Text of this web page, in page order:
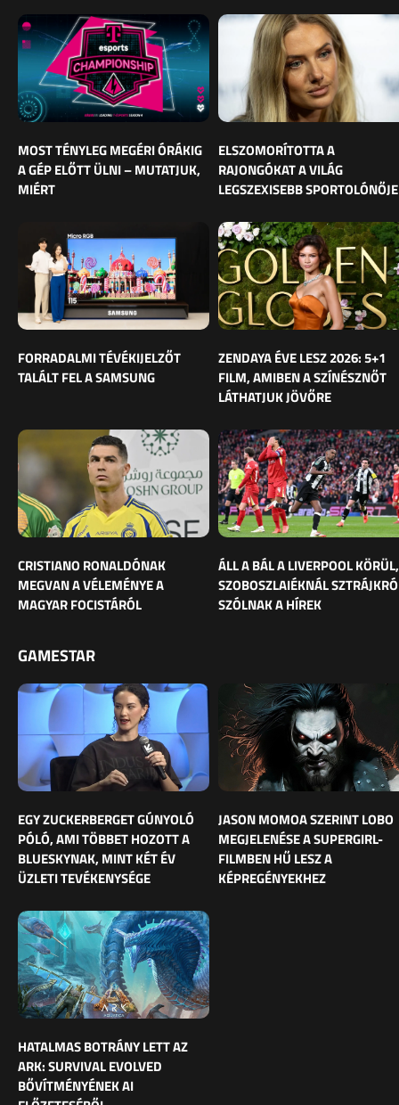
MOST TÉNYLEG MEGÉRI ÓRÁKIG
A GÉP ELŐTT ÜLNI – MUTATJUK,
MIÉRT
ELSZOMORÍTOTTA A
RAJONGÓKAT A VILÁG
LEGSZEXISEBB SPORTOLÓNŐJE
FORRADALMI TÉVÉKIJELZŐT
TALÁLT FEL A SAMSUNG
ZENDAYA ÉVE LESZ 2026: 5+1
FILM, AMIBEN A SZÍNÉSZNŐT
LÁTHATJUK JÖVŐRE
CRISTIANO RONALDÓNAK
MEGVAN A VÉLEMÉNYE A
MAGYAR FOCISTÁRÓL
ÁLL A BÁL A LIVERPOOL KÖRÜL,
SZOBOSZLAIÉKNÁL
SZÓLNAK A HÍREK
GAMESTAR
EGY ZUCKERBERGET GÚNYOLÓ
PÓLÓ, AMI TÖBBET HOZOTT A
BLUESKYNAK, MINT KÉT ÉV
ÜZLETI TEVÉKENYSÉGE
JASON MOMOA SZERINT LOBO
MEGJELENÉSE A SUPERGIRL-
FILMBEN HŰ LESZ A
KÉPREGÉNYEKHEZ
HATALMAS BOTRÁNY LETT AZ
ARK: SURVIVAL EVOLVED
BŐVÍTMÉNYÉNEK AI